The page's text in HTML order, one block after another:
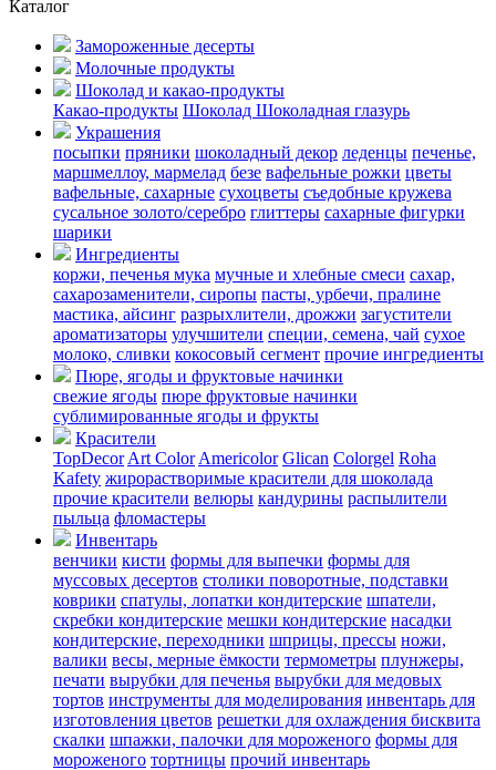
Каталог
Замороженные десерты
Молочные продукты
Шоколад и какао-продукты
Какао-продукты Шоколад Шоколадная глазурь
Украшения
посыпки пряники шоколадный декор леденцы печенье,
маршмеллоу, мармелад безе вафельные рожки цветы
вафельные, сахарные сухоцветы съедобные кружева
сусальное золото/серебро глиттеры сахарные фигурки
шарики
Ингредиенты
коржи, печенья мука мучные и хлебные смеси сахар,
сахарозаменители, сиропы пасты, урбечи, пралине
мастика, айсинг разрыхлители, дрожжи загустители
ароматизаторы улучшители специи, семена, чай сухое
молоко, сливки кокосовый сегмент прочие ингредиенты
Пюре, ягоды и фруктовые начинки
свежие ягоды пюре фруктовые начинки
сублимированные ягоды и фрукты
Красители
TopDecor Art Color Americolor Glican Colorgel Roha
Kafety жирорастворимые красители для шоколада
прочие красители велюры кандурины распылители
пыльца фломастеры
Инвентарь
венчики кисти формы для выпечки формы для
муссовых десертов столики поворотные, подставки
коврики cпатулы, лопатки кондитерские шпатели,
скребки кондитерские мешки кондитерские насадки
кондитерские, переходники шприцы, прессы ножи,
валики весы, мерные ёмкости термометры плунжеры,
печати вырубки для печенья вырубки для медовых
тортов инструменты для моделирования инвентарь для
изготовления цветов решетки для охлаждения бисквита
скалки шпажки, палочки для мороженого формы для
мороженого тортницы прочий инвентарь